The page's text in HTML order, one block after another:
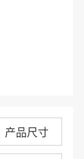
产品尺寸